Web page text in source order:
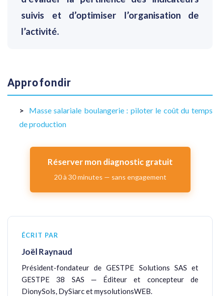
suivis et d’optimiser l’organisation de
l’activité.
Approfondir
Masse salariale boulangerie : piloter le coût du temps
de production
Réserver mon diagnostic gratuit
20 à 30 minutes — sans engagement
ÉCRIT PAR
Joël Raynaud
Président-fondateur de GESTPE Solutions SAS et
GESTPE 38 SAS — Éditeur et concepteur de
DionySols, DySiarc et mysolutionsWEB.